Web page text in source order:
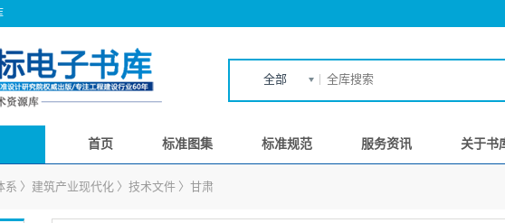
全部
首页 标准图集 标准规范 服务资讯 关于书
系 〉 建筑产业现代化 〉 技术文件 〉 甘肃